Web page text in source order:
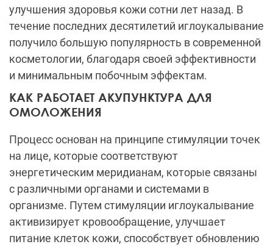
улучшения здоровья кожи сотни лет назад. В
течение последних десятилетий иглоукалывание
получило большую популярность в современной
косметологии, благодаря своей эффективности
и минимальным побочным эффектам.
КАК РАБОТАЕТ АКУПУНКТУРА ДЛЯ
ОМОЛОЖЕНИЯ
Процесс основан на принципе стимуляции точек
на лице, которые соответствуют
энергетическим меридианам, которые связаны
с различными органами и системами в
организме. Путем стимуляции иглоукалывание
активизирует кровообращение, улучшает
питание клеток кожи, способствует обновлению